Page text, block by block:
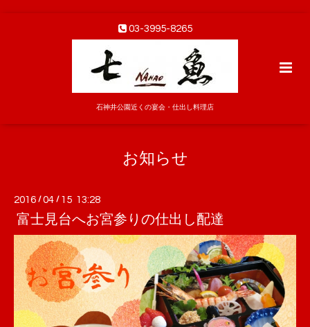
03-3995-8265
石神井公園近くの宴会・仕出し料理店
お知らせ
2016 /04 / 15 13:28
富士見台へお宮参りの仕出し配達